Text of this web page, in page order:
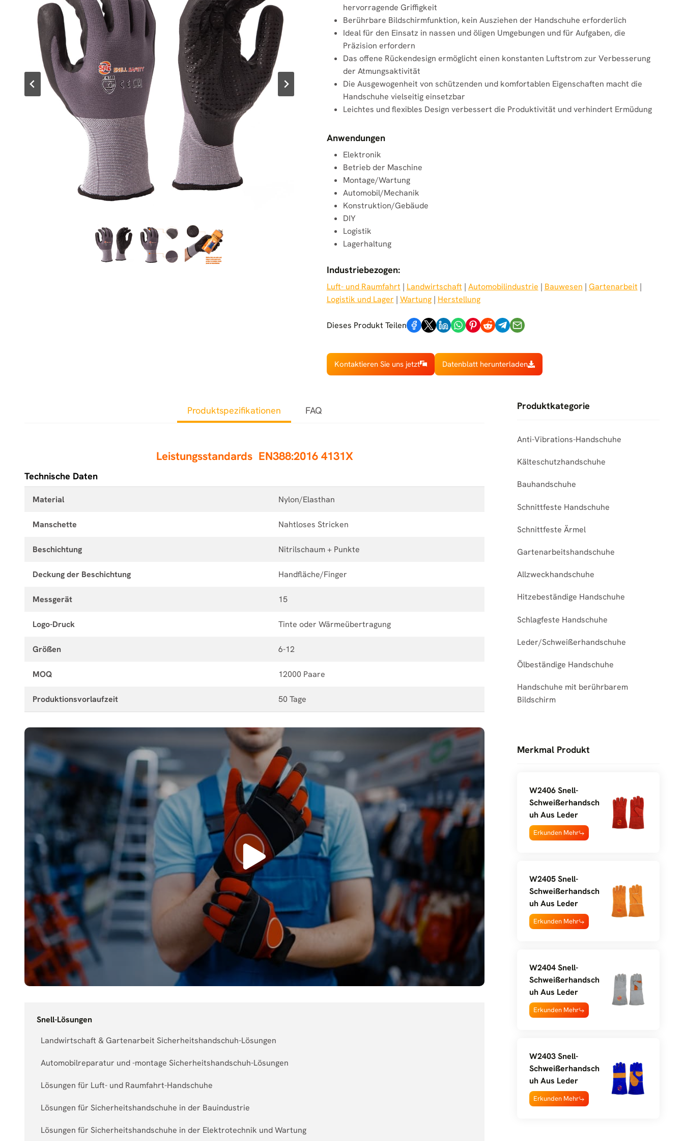
hervorragende Griffigkeit
Berührbare Bildschirmfunktion, kein Ausziehen der Handschuhe erforderlich
Ideal für den Einsatz in nassen und öligen Umgebungen und für Aufgaben, die
Präzision erfordern
Das offene Rückendesign ermöglicht einen konstanten Luftstrom zur Verbesserung
der Atmungsaktivität
Die Ausgewogenheit von schützenden und komfortablen Eigenschaften macht die
Handschuhe vielseitig einsetzbar
Leichtes und flexibles Design verbessert die Produktivität und verhindert Ermüdung
Anwendungen
Elektronik
Betrieb der Maschine
Montage/Wartung
Automobil/Mechanik
Konstruktion/Gebäude
DIY
Logistik
Lagerhaltung
Industriebezogen:
Luft- und Raumfahrt | Landwirtschaft | Automobilindustrie | Bauwesen | Gartenarbeit
Logistik und Lager | Wartung | Herstellung
Dieses Produkt Teilen
Kontaktieren Sie uns jetzt Datenblatt herunterladen
Produktspezifikationen FAQ
Leistungsstandards EN388:2016 4131X
Technische Daten
Material Nylon/Elasthan
Manschette Nahtloses Stricken
Beschichtung Nitrilschaum + Punkte
Deckung der Beschichtung Handfläche/Finger
Messgerät 15
Logo-Druck Tinte oder Wärmeübertragung
Größen 6-12
MOQ 12000 Paare
Produktionsvorlaufzeit 50 Tage
Snell-Lösungen
Landwirtschaft & Gartenarbeit Sicherheitshandschuh-Lösungen
Automobilreparatur und -montage Sicherheitshandschuh-Lösungen
Lösungen für Luft- und Raumfahrt-Handschuhe
Lösungen für Sicherheitshandschuhe in der Bauindustrie
Lösungen für Sicherheitshandschuhe in der Elektrotechnik und Wartung
Produktkategorie
Anti-Vibrations-Handschuhe
Kälteschutzhandschuhe
Bauhandschuhe
Schnittfeste Handschuhe
Schnittfeste Ärmel
Gartenarbeitshandschuhe
Allzweckhandschuhe
Hitzebeständige Handschuhe
Schlagfeste Handschuhe
Leder/Schweißerhandschuhe
Ölbeständige Handschuhe
Handschuhe mit berührbarem
Bildschirm
Merkmal Produkt
W2406 Snell-
Schweißerhandsch
Uh Aus Leder
Erkunden Mehr
W2405 Snell-
Schweißerhandsch
Uh Aus Leder
Erkunden Mehr
W2404 Snell-
Schweißerhandsch
Uh Aus Leder
Erkunden Mehr
W2403 Snell-
Schweißerhandsch
Uh Aus Leder
Erkunden Mehr